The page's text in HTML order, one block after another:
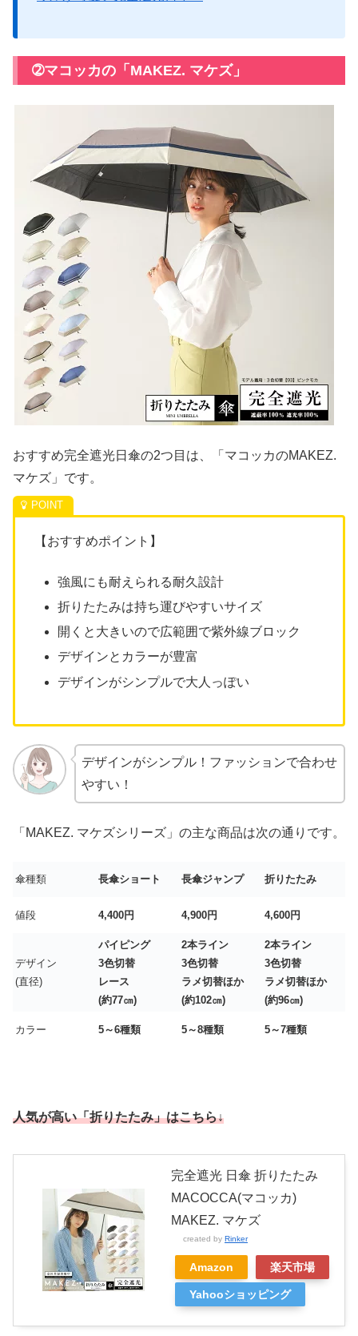
➁マコッカの「MAKEZ. マケズ」
おすすめ完全遮光日傘の2つ目は、「マコッカのMAKEZ.
マケズ」です。
【おすすめポイント】
強風にも耐えられる耐久設計
折りたたみは持ち運びやすいサイズ
開くと大きいので広範囲で紫外線ブロック
デザインとカラーが豊富
デザインがシンプルで大人っぽい
デザインがシンプル！ファッションで合わせ
やすい！
「MAKEZ. マケズシリーズ」の主な商品は次の通りです。
傘種類 長傘ショート 長傘ジャンプ 折りたたみ
値段 4,400円 4,900円 4,600円
デザイン
(直径)
パイピング
3色切替
レース
(約77㎝)
2本ライン
3色切替
ラメ切替ほか
(約102㎝)
2本ライン
3色切替
ラメ切替ほか
(約96㎝)
カラー 5～6種類 5～8種類 5～7種類
人気が高い「折りたたみ」はこちら↓
完全遮光 日傘 折りたたみ
MACOCCA(マコッカ)
MAKEZ. マケズ
created by Rinker
Amazon 楽天市場
Yahooショッピング